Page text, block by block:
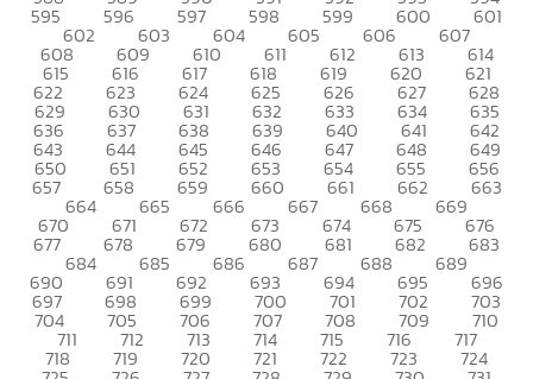
595 596 597 598 599 600 601
602 603 604 605 606 607
608 609 610 611 612 613 614
615 616 617 618 619 620 621
622 623 624 625 626 627 628
629 630 631 632 633 634 635
636 637 638 639 640 641 642
643 644 645 646 647 648 649
650 651 652 653 654 655 656
657 658 659 660 661 662 663
664 665 666 667 668 669
670 671 672 673 674 675 676
677 678 679 680 681 682 683
684 685 686 687 688 689
690 691 692 693 694 695 696
697 698 699 700 701 702 703
704 705 706 707 708 709 710
711 712 713 714 715 716 717
718 719 720 721 722 723 724